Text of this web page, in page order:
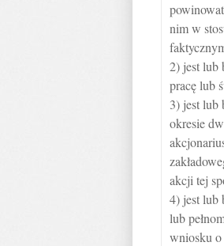
nim w
2) jest lub
pracę lub
3) jest lub
okresie
akcji tej
4) jest lub
lub
wniosku o